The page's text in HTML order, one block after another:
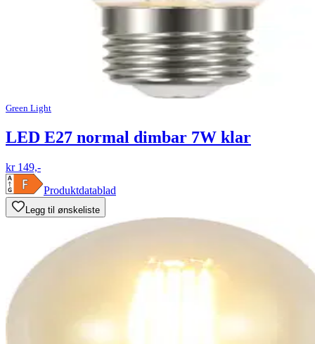
Green Light
LED E27 normal dimbar 7W klar
kr 149,-
Produktdatablad
Legg til ønskeliste